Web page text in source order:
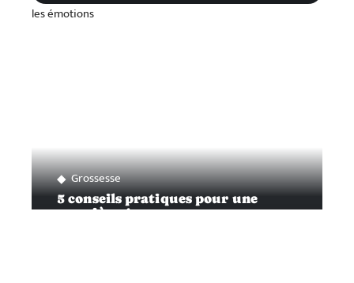
Grossesse
5 conseils pratiques pour une
première grossesse